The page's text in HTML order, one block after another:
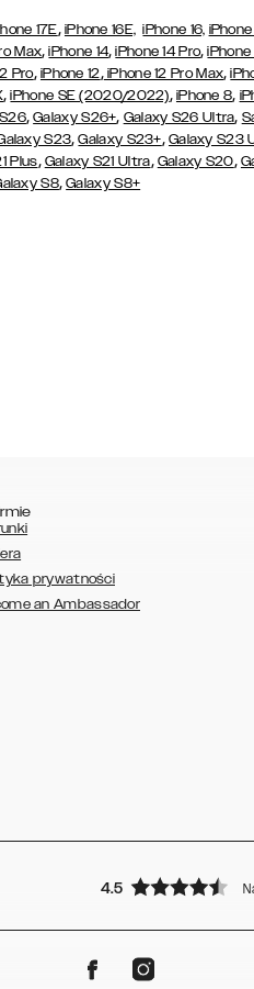
17E, iPhone 16E, iPhone 16, iPhone
Max,iPhone 14,iPhone 14 Pro,iPhone
Pro, iPhone 12,iPhone 12 Pro Max,
,iPhone SE (2020/2022), iPhone 8,
,Galaxy S26+, Galaxy S26 Ultra,
S23,Galaxy S23+, Galaxy S23
Plus, Galaxy S21 Ultra, Galaxy S20,
S8,Galaxy S8+
prywatności
an Ambassador
4.5